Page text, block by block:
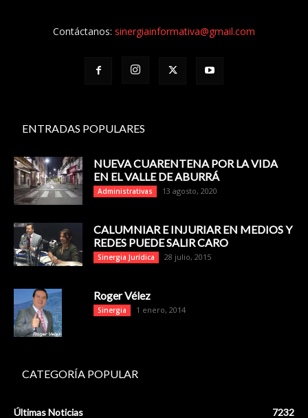
Contáctanos: sinergiainformativa@gmail.com
ENTRADAS POPULARES
NUEVA CUARENTENA POR LA VIDA
EN EL VALLE DE ABURRÁ
Administrativas 13 agosto, 2020
CALUMNIAR E INJURIAR EN MEDIOS Y
REDES PUEDE SALIR CARO
Sinergia Jurídica 28 julio, 2015
Roger Vélez
Sinergia 1 enero, 2014
CATEGORÍA POPULAR
Últimas Noticias 7232